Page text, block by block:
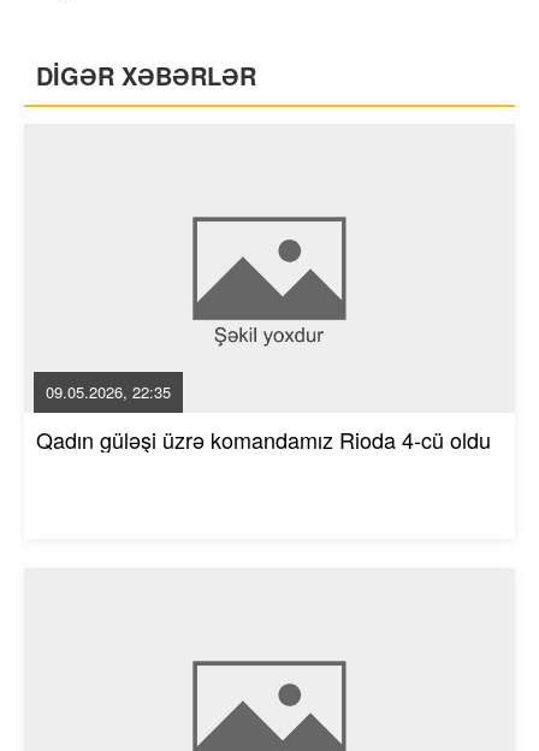
DİGƏR XƏBƏRLƏR
09.05.2026, 22:35
Qadın güləşi üzrə komandamız Rioda 4-cü oldu